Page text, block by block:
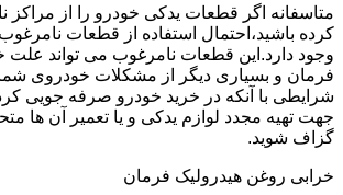
متاسفانه اگر قطعات یدکی خودرو را از مراکز
کرده باشید،احتمال استفاده از قطعات
وجود دارد.این قطعات نامرغوب می تواند علت
فرمان و بسیاری دیگر از مشکلات خودروی شما
شرایطی با آنکه در خرید خودرو صرفه جویی
جهت تهیه مجدد لوازم یدکی و یا تعمیر آن ها
گزاف شوید.
خرابی روغن هیدرولیک فرمان